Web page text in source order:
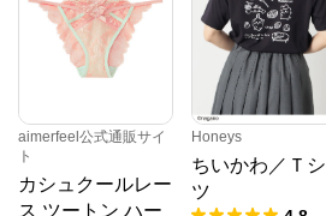
aimerfeel公式通販サイ
ト
カシュクールレー
ス ツートン ハー
Honeys
ちいかわ／Ｔ
ツ